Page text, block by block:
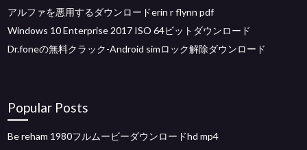
アルファを悪用するダウンロードerin r flynn pdf
Windows 10 Enterprise 2017 ISO 64ビットダウンロード
Dr.foneの無料クラック-Android simロック解除ダウンロード
Popular Posts
Be reham 1980フルムービーダウンロードhd mp4